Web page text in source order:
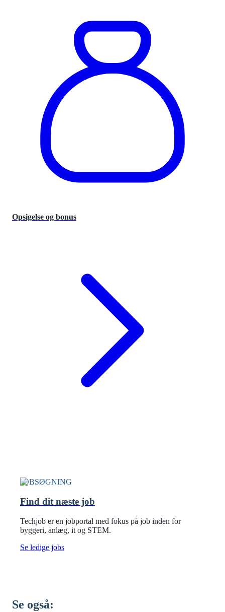
Opsigelse og bonus
JOBSØGNING
Find dit næste job
Techjob er en jobportal med fokus på job inden for
byggeri, anlæg, it og STEM.
Se ledige jobs
Se også: